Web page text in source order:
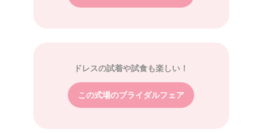
ドレスの試着や試食も楽しい！
この式場のブライダルフェア